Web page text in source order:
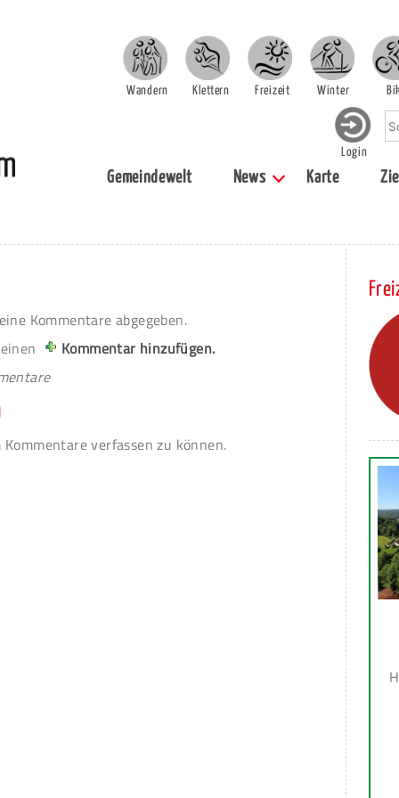
Wandern Klettern Freizeit Winter
Login
Gemeindewelt News Karte
Kommentare abgegeben.
Kommentar hinzufügen.
verfassen zu können.